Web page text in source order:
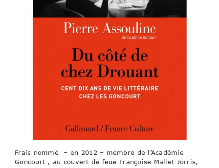
Frais nommé – en 2012 – membre de l’Académie
Goncourt , au couvert de feue Françoise Mallet-Jorris,